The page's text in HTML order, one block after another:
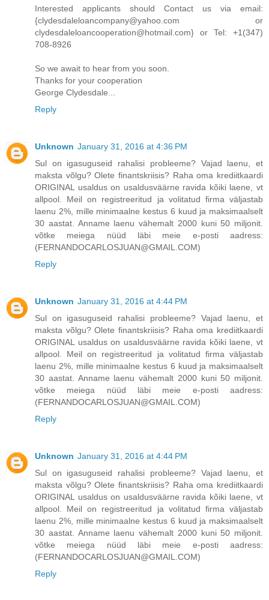
Interested applicants should Contact us via email:
{clydesdaleloancompany@yahoo.com or
clydesdaleloancooperation@hotmail.com} or Tel: +1(347)
708-8926
So we await to hear from you soon.
Thanks for your cooperation
George Clydesdale...
Reply
Unknown January 31, 2016 at 4:36 PM
Sul on igasuguseid rahalisi probleeme? Vajad laenu, et
maksta võlgu? Olete finantskriisis? Raha oma krediitkaardi
ORIGINAL usaldus on usaldusväärne ravida kõiki laene, vt
allpool. Meil on registreeritud ja volitatud firma väljastab
laenu 2%, mille minimaalne kestus 6 kuud ja maksimaalselt
30 aastat. Anname laenu vähemalt 2000 kuni 50 miljonit.
võtke meiega nüüd läbi meie e-posti aadress:
(FERNANDOCARLOSJUAN@GMAIL.COM)
Reply
Unknown January 31, 2016 at 4:44 PM
Sul on igasuguseid rahalisi probleeme? Vajad laenu, et
maksta võlgu? Olete finantskriisis? Raha oma krediitkaardi
ORIGINAL usaldus on usaldusväärne ravida kõiki laene, vt
allpool. Meil on registreeritud ja volitatud firma väljastab
laenu 2%, mille minimaalne kestus 6 kuud ja maksimaalselt
30 aastat. Anname laenu vähemalt 2000 kuni 50 miljonit.
võtke meiega nüüd läbi meie e-posti aadress:
(FERNANDOCARLOSJUAN@GMAIL.COM)
Reply
Unknown January 31, 2016 at 4:44 PM
Sul on igasuguseid rahalisi probleeme? Vajad laenu, et
maksta võlgu? Olete finantskriisis? Raha oma krediitkaardi
ORIGINAL usaldus on usaldusväärne ravida kõiki laene, vt
allpool. Meil on registreeritud ja volitatud firma väljastab
laenu 2%, mille minimaalne kestus 6 kuud ja maksimaalselt
30 aastat. Anname laenu vähemalt 2000 kuni 50 miljonit.
võtke meiega nüüd läbi meie e-posti aadress:
(FERNANDOCARLOSJUAN@GMAIL.COM)
Reply